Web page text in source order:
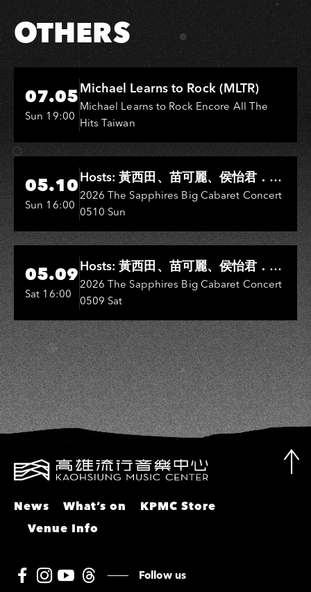
OTHERS
Hi-Ing Music Hall
07.05
Sun 19:00
Michael Learns to Rock (MLTR)
Michael Learns to Rock Encore All The
Hits Taiwan
Hi-Ing Music Hall
05.10
Sun 16:00
Hosts: 黃西田、苗可麗、侯怡君．
Entertainers: 葉啟田、鳥來嬤-吳
敏、王彩樺、王瑞霞、吳淑敏、施文
彬、邵大倫、曹雅雯、陳孟賢、黃露
瑤
2026 The Sapphires Big Cabaret Concert
0510 Sun
Hi-Ing Music Hall
05.09
Sat 16:00
Hosts: 黃西田、苗可麗、侯怡君．
Entertainers: 葉啟田、鳥來嬤-吳
敏、張秀卿、王彩樺、吳淑敏、施文
彬、邵大倫、曹雅雯、陳孟賢、黃露
瑤
2026 The Sapphires Big Cabaret Concert
0509 Sat
News What’s on
KPMC Store
Venue Info
Follow us